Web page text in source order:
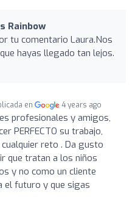
Rainbow
tu comentario Laura.Nos
hayas llegado tan lejos.
en 4 years ago
profesionales y amigos,
PERFECTO su trabajo,
reto . Da gusto
que tratan a los niños
y no como un cliente
el futuro y que sigas